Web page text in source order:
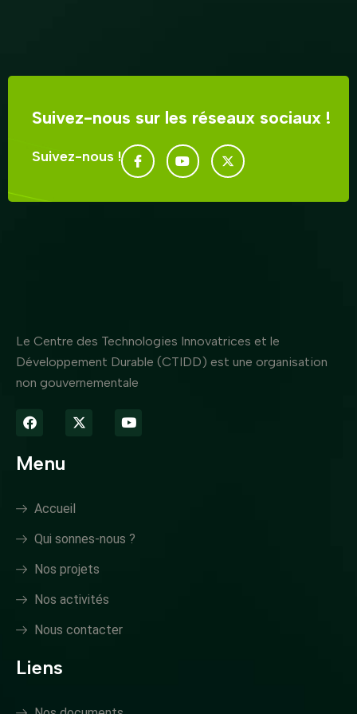
Suivez-nous sur les réseaux sociaux !
Suivez-nous !
Le Centre des Technologies Innovatrices et le
Développement Durable (CTIDD) est une organisation
non gouvernementale
Menu
Accueil
Qui sonnes-nous ?
Nos projets
Nos activités
Nous contacter
Liens